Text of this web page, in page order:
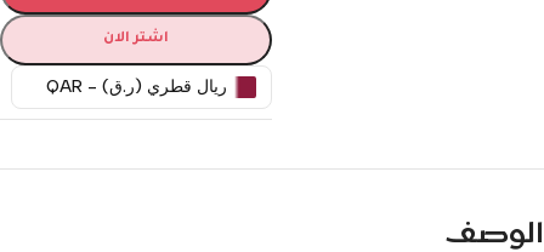
اشتر الان
ريال قطري (ر.ق) - QAR
الوصف